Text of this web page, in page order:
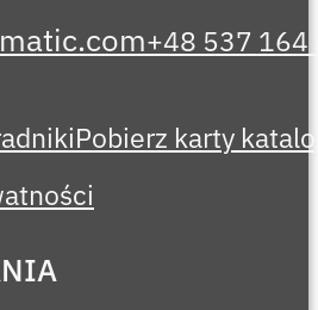
+48 537 164
Pobierz karty